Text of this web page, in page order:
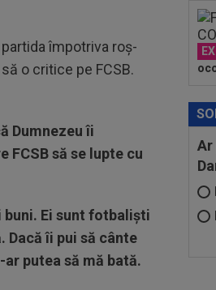
împotriva roș-
o critice pe FCSB.
Dumnezeu îi
FCSB să se lupte cu
Ei sunt fotbaliști
Dacă îi pui să cânte
putea să mă bată.
Ar